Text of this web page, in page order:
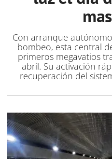
Con arranque
bombeo, esta central
primeros megavatios
abril. Su activación
recuperación del